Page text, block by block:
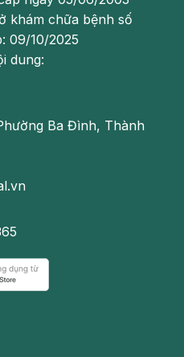
khám chữa bệnh số
09/10/2025
dung:
Ba Đình, Thành